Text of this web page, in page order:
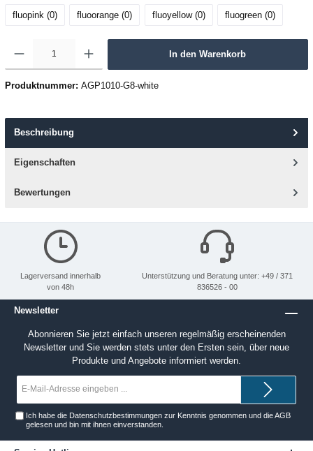
fluopink (0) fluoorange (0) fluoyellow (0) fluogreen (0)
In den Warenkorb
Produktnummer: AGP1010-G8-white
Beschreibung
Eigenschaften
Bewertungen
Lagerversand innerhalb
von 48h
Unterstützung und Beratung unter: +49 / 371
836526 - 00
Newsletter
Abonnieren Sie jetzt einfach unseren regelmäßig erscheinenden
Newsletter und Sie werden stets unter den Ersten sein, über neue
Produkte und Angebote informiert werden.
Ich habe die Datenschutzbestimmungen zur Kenntnis genommen und dieAGB
gelesen und bin mit ihnen einverstanden.